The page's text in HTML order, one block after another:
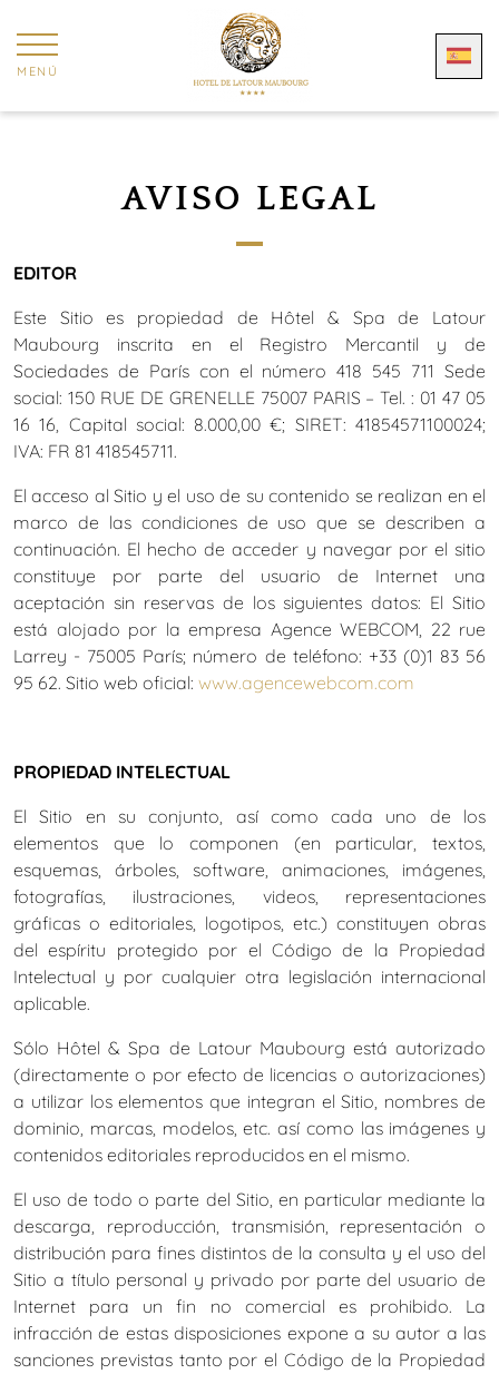
MENÚ
AVISO LEGAL
EDITOR
Este Sitio es propiedad de Hôtel & Spa de Latour
Maubourg inscrita en el Registro Mercantil y de
Sociedades de París con el número 418 545 711 Sede
social: 150 RUE DE GRENELLE 75007 PARIS – Tel. : 01 47 05
16 16, Capital social: 8.000,00 €; SIRET: 41854571100024;
IVA: FR 81 418545711.
El acceso al Sitio y el uso de su contenido se realizan en el
marco de las condiciones de uso que se describen a
continuación. El hecho de acceder y navegar por el sitio
constituye por parte del usuario de Internet una
aceptación sin reservas de los siguientes datos: El Sitio
está alojado por la empresa Agence WEBCOM, 22 rue
Larrey - 75005 París; número de teléfono: +33 (0)1 83 56
95 62. Sitio web oficial: www.agencewebcom.com
PROPIEDAD INTELECTUAL
El Sitio en su conjunto, así como cada uno de los
elementos que lo componen (en particular, textos,
esquemas, árboles, software, animaciones, imágenes,
fotografías, ilustraciones, videos, representaciones
gráficas o editoriales, logotipos, etc.) constituyen obras
del espíritu protegido por el Código de la Propiedad
Intelectual y por cualquier otra legislación internacional
aplicable.
Sólo Hôtel & Spa de Latour Maubourg está autorizado
(directamente o por efecto de licencias o autorizaciones)
a utilizar los elementos que integran el Sitio, nombres de
dominio, marcas, modelos, etc. así como las imágenes y
contenidos editoriales reproducidos en el mismo.
El uso de todo o parte del Sitio, en particular mediante la
descarga, reproducción, transmisión, representación o
distribución para fines distintos de la consulta y el uso del
Sitio a título personal y privado por parte del usuario de
Internet para un fin no comercial es prohibido. La
infracción de estas disposiciones expone a su autor a las
sanciones previstas tanto por el Código de la Propiedad